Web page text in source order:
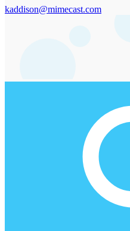
kaddison@mimecast.com